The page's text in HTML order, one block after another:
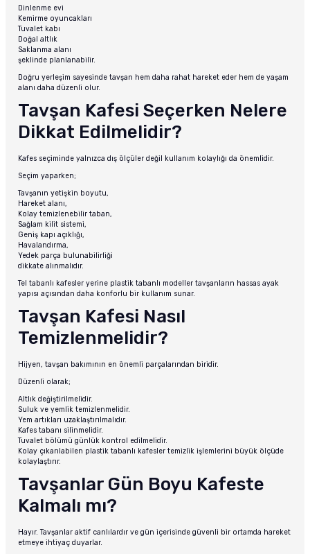
Dinlenme evi
Kemirme oyuncakları
Tuvalet kabı
Doğal altlık
Saklanma alanı
şeklinde planlanabilir.
Doğru yerleşim sayesinde tavşan hem daha rahat hareket eder hem de yaşam
alanı daha düzenli olur.
Tavşan Kafesi Seçerken Nelere
Dikkat Edilmelidir?
Kafes seçiminde yalnızca dış ölçüler değil kullanım kolaylığı da önemlidir.
Seçim yaparken;
Tavşanın yetişkin boyutu,
Hareket alanı,
Kolay temizlenebilir taban,
Sağlam kilit sistemi,
Geniş kapı açıklığı,
Havalandırma,
Yedek parça bulunabilirliği
dikkate alınmalıdır.
Tel tabanlı kafesler yerine plastik tabanlı modeller tavşanların hassas ayak
yapısı açısından daha konforlu bir kullanım sunar.
Tavşan Kafesi Nasıl
Temizlenmelidir?
Hijyen, tavşan bakımının en önemli parçalarından biridir.
Düzenli olarak;
Altlık değiştirilmelidir.
Suluk ve yemlik temizlenmelidir.
Yem artıkları uzaklaştırılmalıdır.
Kafes tabanı silinmelidir.
Tuvalet bölümü günlük kontrol edilmelidir.
Kolay çıkarılabilen plastik tabanlı kafesler temizlik işlemlerini büyük ölçüde
kolaylaştırır.
Tavşanlar Gün Boyu Kafeste
Kalmalı mı?
Hayır. Tavşanlar aktif canlılardır ve gün içerisinde güvenli bir ortamda hareket
etmeye ihtiyaç duyarlar.